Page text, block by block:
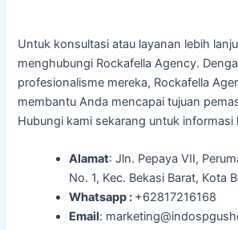
Untuk konsultasi atau layanan lebih
menghubungi Rockafella Agency.
profesionalisme mereka, Rockafella
membantu Anda mencapai tujuan
Hubungi kami sekarang untuk informasi
Alamat: Jln. Pepaya VII,
No. 1, Kec. Bekasi Barat, Kota
Whatsapp : +62817216168
Email: